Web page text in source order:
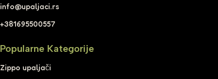
info@upaljaci.rs
+381695500557
Popularne Kategorije
Zippo upaljači